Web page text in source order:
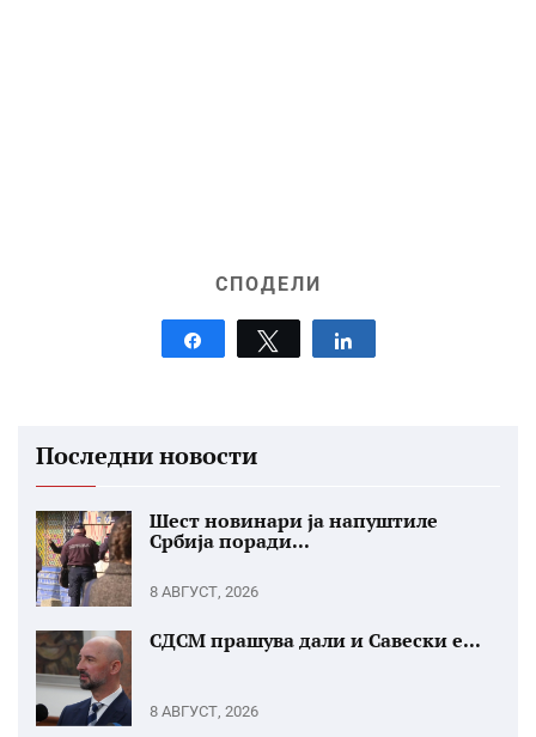
СПОДЕЛИ
Tweet
Последни новости
Шест новинари ја напуштиле
Србија поради...
8 АВГУСТ, 2026
СДСМ прашува дали и Савески е...
8 АВГУСТ, 2026